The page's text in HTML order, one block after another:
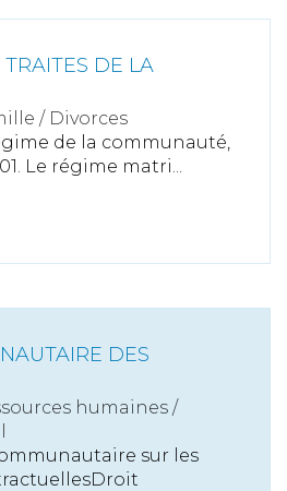
DE LA
/ Divorces
de la communauté,
Le régime matri...
DES
humaines /
sur les